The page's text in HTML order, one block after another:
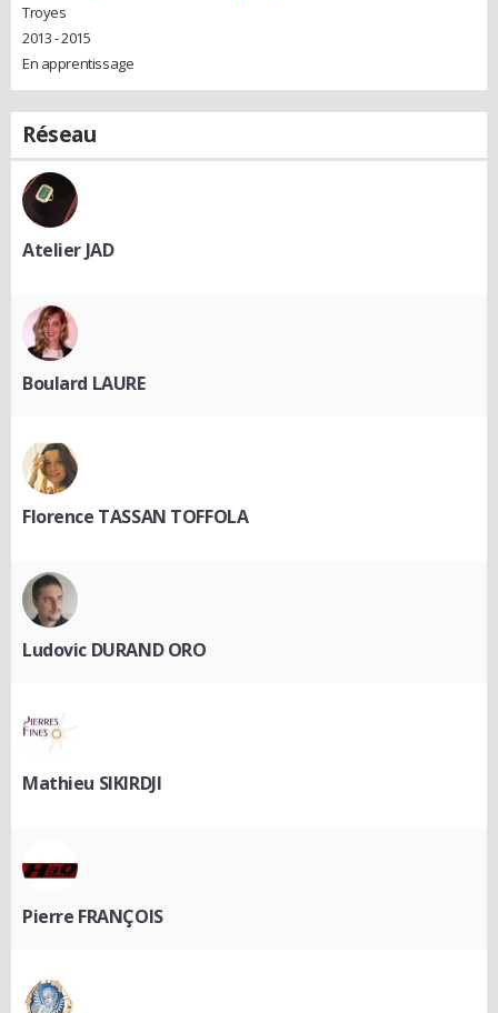
Troyes
2013 - 2015
En apprentissage
Réseau
Atelier JAD
Boulard LAURE
Florence TASSAN TOFFOLA
Ludovic DURAND ORO
Mathieu SIKIRDJI
Pierre FRANÇOIS